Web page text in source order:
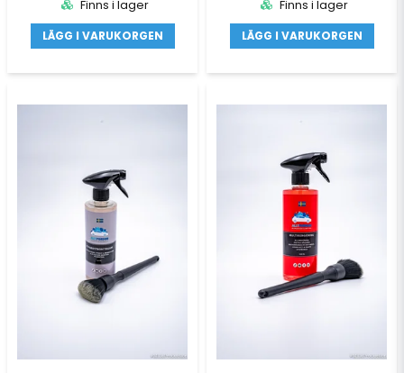
Finns i lager
LÄGG I VARUKORGEN
Finns i lager
LÄGG I VARUKORGEN